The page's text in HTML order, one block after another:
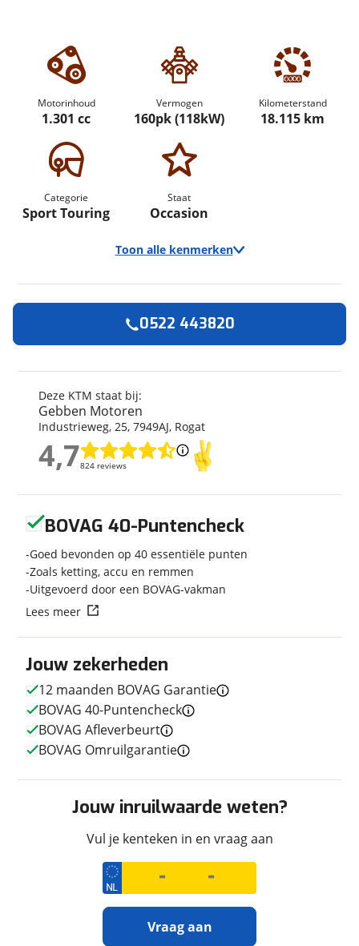
Motorinhoud
1.301 cc
Vermogen
160pk (118kW)
Kilometerstand
18.115 km
Categorie
Sport Touring
Staat
Occasion
Toon alle kenmerken
Merk
KTM
Model
Kenteken
Kilometerstand
18.115 km
Bouwjaar
4-2021
5 jaar en 4 maanden
Categorie
Sport Touring
Geschikt voor
A rijbewijs
Nieuw of occasion
Occasion
Techniek
Transmissie
Motorinhoud
1.301 cc
Aantal cilinders
2
Vermogen
Afmetingen en gewicht
Massa ledig voertuig 238 kg
Deze KTM staat bij:
Gebben Motoren
Industrieweg, 25, 7949AJ, Rogat
4,7824 reviews
4,7
0522 443820
Jouw zekerheden
12 maanden BOVAG Garantie
BOVAG 40-Puntencheck
BOVAG Afleverbeurt
BOVAG Omruilgarantie
Jouw inruilwaarde weten?
Vul je kenteken in en vraag aan
Vraag aan
BOVAG 40-Puntencheck
Goed bevonden op 40 essentiële punten
Zoals ketting, accu en remmen
Uitgevoerd door een BOVAG-vakman
Lees meer